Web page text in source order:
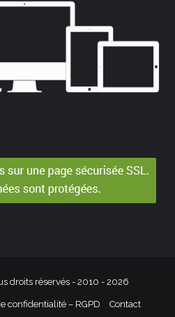
droits réservés - 2010 - 2026
confidentialité – RGPD Contact